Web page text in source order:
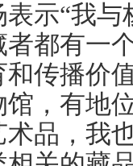
示“我
都有一
传播价
，有地
品，我